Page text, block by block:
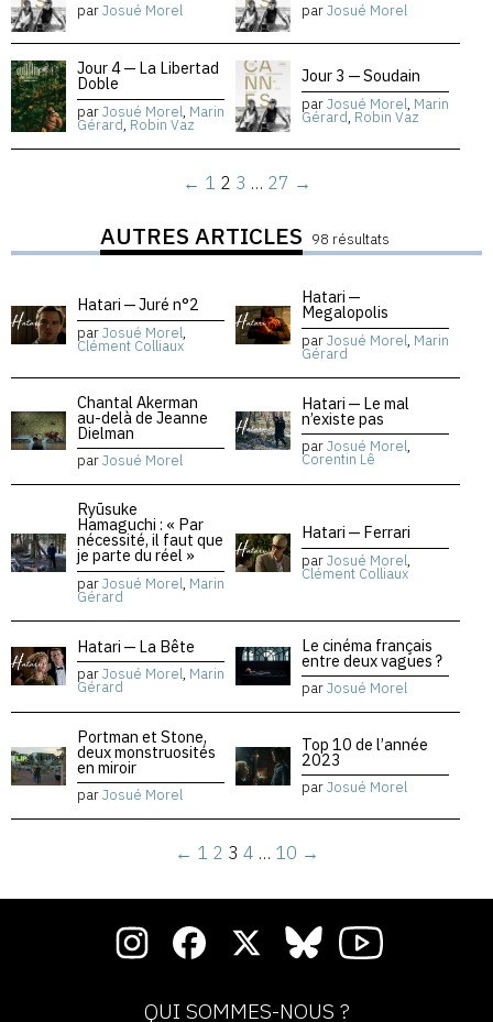
parJosué Morel parJosué Morel
Jour 4 — La Libertad
Doble
parJosué Morel, Marin
Gérard, Robin Vaz
Jour 3 — Soudain
parJosué Morel, Marin
Gérard, Robin Vaz
← 1 2 3 … 27 →
AUTRES ARTICLES 98 résultats
Hatari — Juré n°2
parJosué Morel,
Clément Colliaux
Hatari —
Megalopolis
parJosué Morel, Marin
Gérard
Chantal Akerman
au-delà de Jeanne
Dielman
parJosué Morel
Hatari — Le mal
n’existe pas
parJosué Morel,
Corentin Lê
Ryūsuke
Hamaguchi : « Par
nécessité, il faut que
je parte du réel »
parJosué Morel, Marin
Gérard
Hatari — Ferrari
parJosué Morel,
Clément Colliaux
Hatari — La Bête
parJosué Morel, Marin
Gérard
Le cinéma français
entre deux vagues ?
parJosué Morel
Portman et Stone,
deux monstruosités
en miroir
parJosué Morel
Top 10 de l’année
2023
parJosué Morel
← 1 2 3 4 … 10 →
QUI SOMMES-NOUS ?